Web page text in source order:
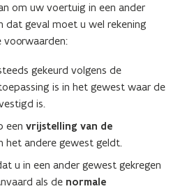
om uw voertuig in een ander
dat geval moet u wel rekening
voorwaarden:
gekeurd volgens de
is in het gewest waar de
is.
een vrijstelling van de
het andere gewest geldt.
u in een ander gewest gekregen
als de normale